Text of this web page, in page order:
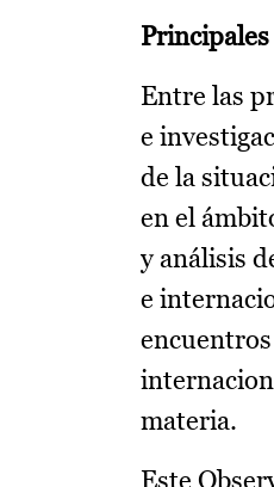
Entre las
e
de la
en el
y análisis
e
materia.
Este